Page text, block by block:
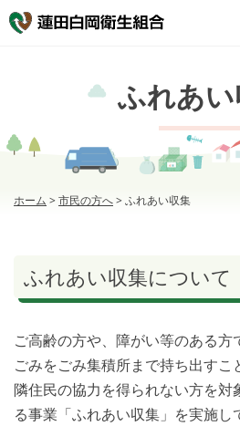
ふれあ
ホーム >市民の方へ>ふれあい収集
ふれあい収集について
ご高齢の方や、障がい等のある
ごみをごみ集積所まで持ち出す
隣住民の協力を得られない方を対
る事業「ふれあい収集」を実施し